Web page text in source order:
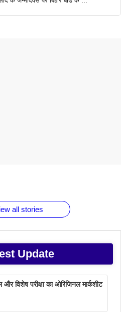
all stories
Update
और विशेष परीक्षा का ओरिजिनल मार्कशीट